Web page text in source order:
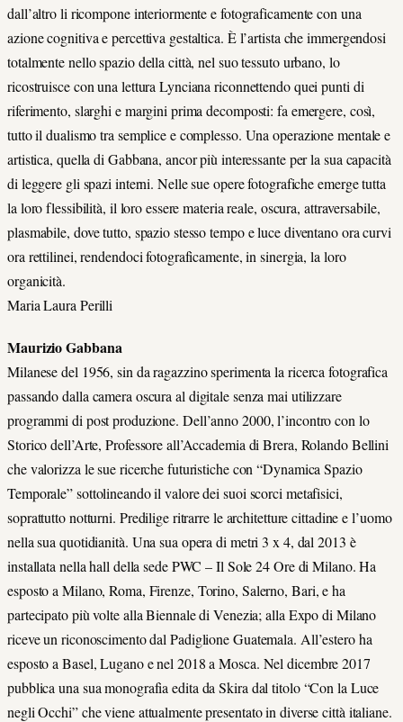
dall’altro li ricompone interiormente e fotograficamente con una
azione cognitiva e percettiva gestaltica. È l’artista che immergendosi
totalmente nello spazio della città, nel suo tessuto urbano, lo
ricostruisce con una lettura Lynciana riconnettendo quei punti di
riferimento, slarghi e margini prima decomposti: fa emergere, così,
tutto il dualismo tra semplice e complesso. Una operazione mentale e
artistica, quella di Gabbana, ancor più interessante per la sua capacità
di leggere gli spazi interni. Nelle sue opere fotografiche emerge tutta
la loro flessibilità, il loro essere materia reale, oscura, attraversabile,
plasmabile, dove tutto, spazio stesso tempo e luce diventano ora curvi
ora rettilinei, rendendoci fotograficamente, in sinergia, la loro
organicità.
Maria Laura Perilli
Maurizio Gabbana
Milanese del 1956, sin da ragazzino sperimenta la ricerca fotografica
passando dalla camera oscura al digitale senza mai utilizzare
programmi di post produzione. Dell’anno 2000, l’incontro con lo
Storico dell’Arte, Professore all’Accademia di Brera, Rolando Bellini
che valorizza le sue ricerche futuristiche con “Dynamica Spazio
Temporale” sottolineando il valore dei suoi scorci metafisici,
soprattutto notturni. Predilige ritrarre le architetture cittadine e l’uomo
nella sua quotidianità. Una sua opera di metri 3 x 4, dal 2013 è
installata nella hall della sede PWC – Il Sole 24 Ore di Milano. Ha
esposto a Milano, Roma, Firenze, Torino, Salerno, Bari, e ha
partecipato più volte alla Biennale di Venezia; alla Expo di Milano
riceve un riconoscimento dal Padiglione Guatemala. All’estero ha
esposto a Basel, Lugano e nel 2018 a Mosca. Nel dicembre 2017
pubblica una sua monografia edita da Skira dal titolo “Con la Luce
negli Occhi” che viene attualmente presentato in diverse città italiane.